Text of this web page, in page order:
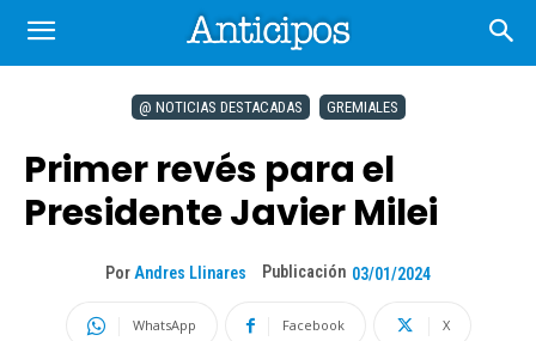
@ NOTICIAS DESTACADAS GREMIALES
Primer revés para el
Presidente Javier Milei
Por Andres Llinares Publicación 03/01/2024
WhatsApp Facebook X